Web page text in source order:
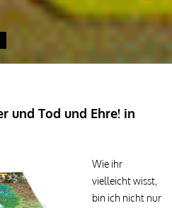
und Tod und Ehre! in
Wie ihr
vielleicht wisst,
bin ich nicht nur